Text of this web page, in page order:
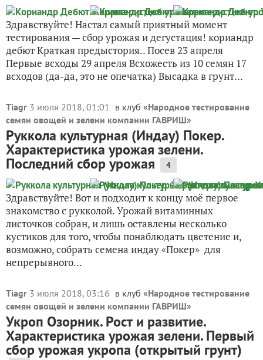
Здравствуйте! Настал самый приятный момент
тестирования — сбор урожая и дегустация! кориандр
дебют Краткая предыстория.. Посев 23 апреля
Первые всходы 29 апреля Всхожесть из 10 семян 17
всходов (да-да, это не опечатка) Высадка в грунт...
Tiagr 3 июля 2018, 01:01 в клуб «Народное тестирование
семян овощей и зелени компании ГАВРИШ»
Руккола культурная (Индау) Покер.
Характеристика урожая зелени.
Последний сбор урожая 4
Здравствуйте! Вот и подходит к концу моё первое
знакомство с рукколой. Урожай витаминных
листочков собран, и лишь оставлены несколько
кустиков для того, чтобы понаблюдать цветение и,
возможно, собрать семена индау «Покер» для
непрерывного...
Tiagr 3 июля 2018, 03:16 в клуб «Народное тестирование
семян овощей и зелени компании ГАВРИШ»
Укроп Озорник. Рост и развитие.
Характеристика урожая зелени. Первый
сбор урожая укропа (открытый грунт)